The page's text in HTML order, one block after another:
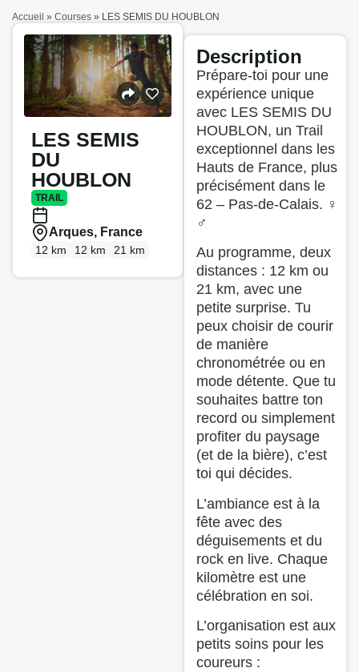
Accueil » Courses » LES SEMIS DU HOUBLON
LES SEMIS
DU
HOUBLON
TRAIL
Arques, France
12 km 12 km 21 km
Description
Prépare-toi pour une
expérience unique
avec LES SEMIS DU
HOUBLON, un Trail
exceptionnel dans les
Hauts de France, plus
précisément dans le
62 – Pas-de-Calais. ‍♀️
‍♂️
Au programme, deux
distances : 12 km ou
21 km, avec une
petite surprise. Tu
peux choisir de courir
de manière
chronométrée ou en
mode détente. Que tu
souhaites battre ton
record ou simplement
profiter du paysage
(et de la bière), c’est
toi qui décides.
L’ambiance est à la
fête avec des
déguisements et du
rock en live. Chaque
kilomètre est une
célébration en soi.
L’organisation est aux
petits soins pour les
coureurs :